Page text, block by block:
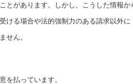
とがあります。しかし、こうした情報か
ける場合や法的強制力のある請求以外に
せん。
を払っています。